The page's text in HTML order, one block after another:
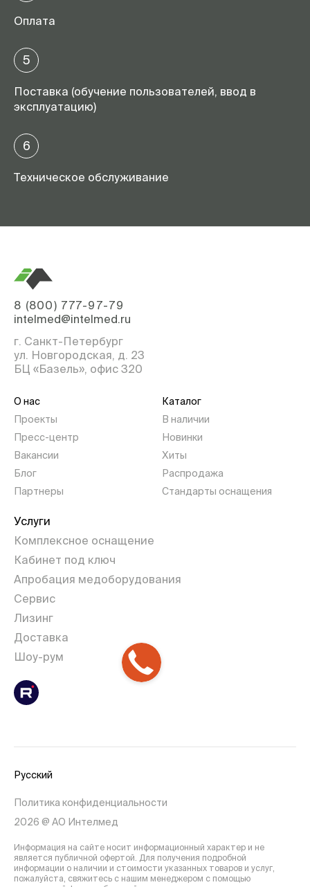
Оплата
5
Поставка (обучение пользователей, ввод в
эксплуатацию)
6
Техническое обслуживание
8 (800) 777-97-79
intelmed@intelmed.ru
г. Санкт-Петербург
ул. Новгородская, д. 23
БЦ «Базель», офис 320
О нас
Проекты
Пресс-центр
Вакансии
Блог
Партнеры
Каталог
В наличии
Новинки
Хиты
Распродажа
Стандарты оснащения
Услуги
Комплексное оснащение
Кабинет под ключ
Апробация медоборудования
Сервис
Лизинг
Доставка
Шоу-рум
Русский
Политика конфиденциальности
2026 @ АО Интелмед
Информация на сайте носит информационный характер и не
является публичной офертой. Для получения подробной
информации о наличии и стоимости указанных товаров и услуг,
пожалуйста, свяжитесь с нашим менеджером с помощью